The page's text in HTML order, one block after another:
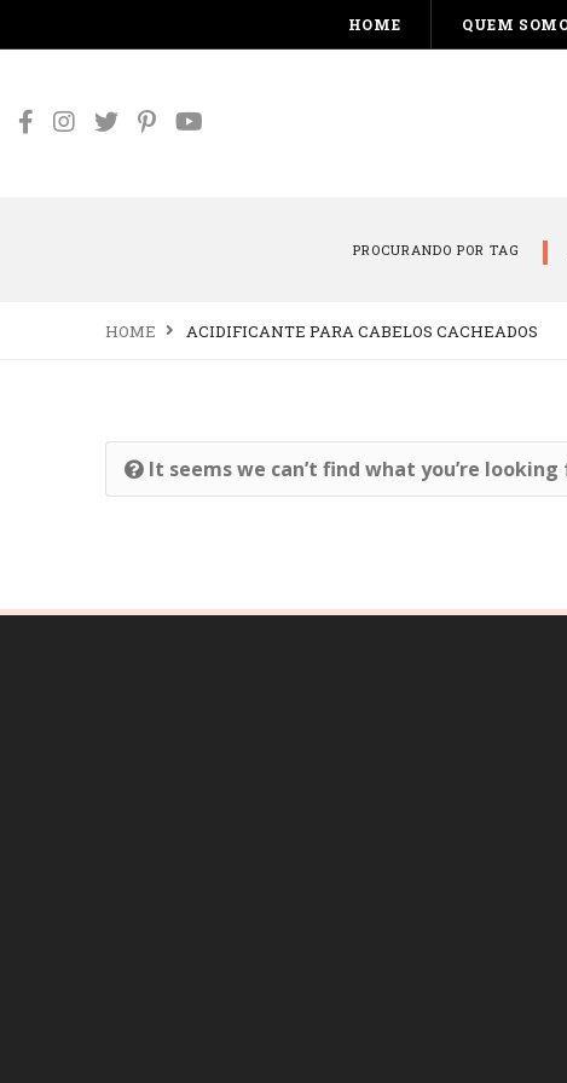
HOME QUEM
PROCURANDO POR TAG
HOME ACIDIFICANTE PARA CABELOS CACHEADOS
It seems we can’t find what you’re